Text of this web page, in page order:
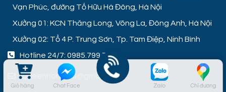
Giỏ hàng Chat Face Zalo Chỉ đường
Vạn Phúc, đường Tố Hữu Hà Đông, Hà Nội
Xưởng 01: KCN Thăng Long, Võng La, Đông Anh, Hà Nội
Xưởng 02: Tổ 4 P. Trung Sơn, Tp. Tam Điệp, Ninh Bình
Hotline 24/7: 0985.799.799
Queenhome68@gmail.com